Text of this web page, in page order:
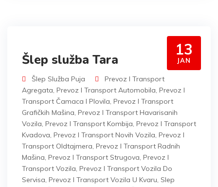
13
JAN
Šlep služba Tara
Šlep Služba Puja
Prevoz I Transport
Agregata, Prevoz I Transport Automobila, Prevoz I
Transport Čamaca I Plovila, Prevoz I Transport
Grafičkih Mašina, Prevoz I Transport Havarisanih
Vozila, Prevoz I Transport Kombija, Prevoz I Transport
Kvadova, Prevoz I Transport Novih Vozila, Prevoz I
Transport Oldtajmera, Prevoz I Transport Radnih
Mašina, Prevoz I Transport Strugova, Prevoz I
Transport Vozila, Prevoz I Transport Vozila Do
Servisa, Prevoz I Transport Vozila U Kvaru, Slep